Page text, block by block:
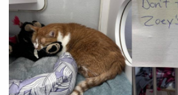
則，將「嚇阻」思維轉化成對達成指標者
補助，而護病比應以「全年全班」為均
病嚴重度」差異化管理。對此，護理師公
「三班護病比」入法是制度底線，不是數
稀釋標準、模糊責任、延後落實的計算
提到，護理界支持「三班護病比」入法